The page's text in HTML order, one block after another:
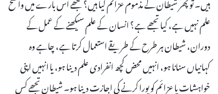
علم نہیں ہے، کیا تجھے ہے؟ انسان کے علم سیکھنے کے عمل کے
دوران، شیطان ہر طرح کے طریقے استعمال کرتا ہے، چاہے وہ
کہانیاں سنانا ہو، انہیں محض کچھ انفرادی علم دینا ہو، یا انہیں اپنی
خواہشات یا عزائم کو پورا کرنے کی اجازت دینا ہو۔ شیطان تجھے کس